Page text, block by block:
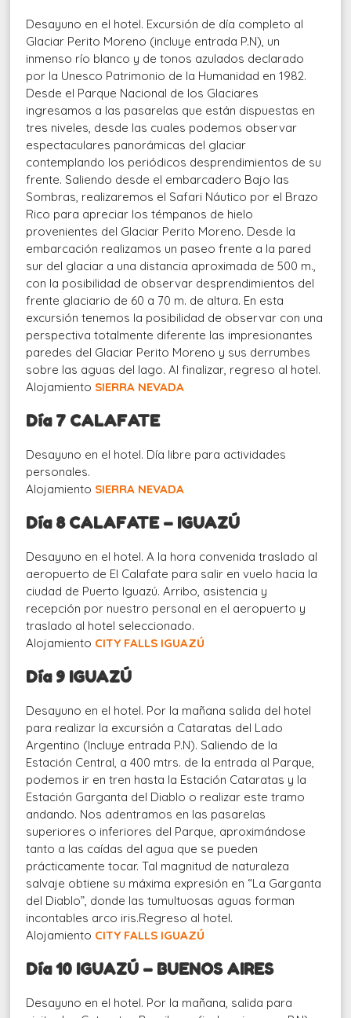
Desayuno en el hotel. Excursión de día completo al
Glaciar Perito Moreno (incluye entrada P.N), un
inmenso río blanco y de tonos azulados declarado
por la Unesco Patrimonio de la Humanidad en 1982.
Desde el Parque Nacional de los Glaciares
ingresamos a las pasarelas que están dispuestas en
tres niveles, desde las cuales podemos observar
espectaculares panorámicas del glaciar
contemplando los periódicos desprendimientos de su
frente. Saliendo desde el embarcadero Bajo las
Sombras, realizaremos el Safari Náutico por el Brazo
Rico para apreciar los témpanos de hielo
provenientes del Glaciar Perito Moreno. Desde la
embarcación realizamos un paseo frente a la pared
sur del glaciar a una distancia aproximada de 500 m.,
con la posibilidad de observar desprendimientos del
frente glaciario de 60 a 70 m. de altura. En esta
excursión tenemos la posibilidad de observar con una
perspectiva totalmente diferente las impresionantes
paredes del Glaciar Perito Moreno y sus derrumbes
sobre las aguas del lago. Al finalizar, regreso al hotel.
Alojamiento SIERRA NEVADA
Día 7 CALAFATE
Desayuno en el hotel. Día libre para actividades
personales.
Alojamiento SIERRA NEVADA
Día 8 CALAFATE – IGUAZÚ
Desayuno en el hotel. A la hora convenida traslado al
aeropuerto de El Calafate para salir en vuelo hacia la
ciudad de Puerto Iguazú. Arribo, asistencia y
recepción por nuestro personal en el aeropuerto y
traslado al hotel seleccionado.
Alojamiento CITY FALLS IGUAZÚ
Día 9 IGUAZÚ
Desayuno en el hotel. Por la mañana salida del hotel
para realizar la excursión a Cataratas del Lado
Argentino (Incluye entrada P.N). Saliendo de la
Estación Central, a 400 mtrs. de la entrada al Parque,
podemos ir en tren hasta la Estación Cataratas y la
Estación Garganta del Diablo o realizar este tramo
andando. Nos adentramos en las pasarelas
superiores o inferiores del Parque, aproximándose
tanto a las caídas del agua que se pueden
prácticamente tocar. Tal magnitud de naturaleza
salvaje obtiene su máxima expresión en “La Garganta
del Diablo”, donde las tumultuosas aguas forman
incontables arco iris.Regreso al hotel.
Alojamiento CITY FALLS IGUAZÚ
Día 10 IGUAZÚ – BUENOS AIRES
Desayuno en el hotel. Por la mañana, salida para